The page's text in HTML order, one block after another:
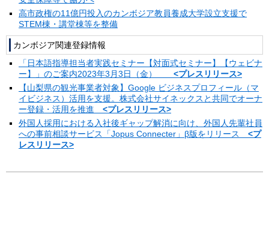
高市政権の11億円投入のカンボジア教員養成大学設立支援で
STEM棟・講堂棟等を整備
カンボジア関連登録情報
「日本語指導担当者実践セミナー【対面式セミナー】【ウェビナ
ー】」のご案内2023年3月3日（金） <プレスリリース>
【山梨県の観光事業者対象】Google ビジネスプロフィール（マ
イビジネス）活用を支援。株式会社サイネックスと共同でオーナ
ー登録・活用を推進 <プレスリリース>
外国人採用における入社後ギャップ解消に向け、外国人先輩社員
への事前相談サービス「Jopus Connecter」β版をリリース <プ
レスリリース>